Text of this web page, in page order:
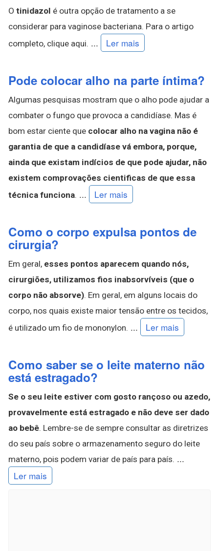
O tinidazol é outra opção de tratamento a se
considerar para vaginose bacteriana. Para o artigo
completo, clique aqui. ... Ler mais
Pode colocar alho na parte íntima?
Algumas pesquisas mostram que o alho pode ajudar a
combater o fungo que provoca a candidíase. Mas é
bom estar ciente que colocar alho na vagina não é
garantia de que a candidíase vá embora, porque,
ainda que existam indícios de que pode ajudar, não
existem comprovações cientificas de que essa
técnica funciona. ... Ler mais
Como o corpo expulsa pontos de
cirurgia?
Em geral, esses pontos aparecem quando nós,
cirurgiões, utilizamos fios inabsorvíveis (que o
corpo não absorve). Em geral, em alguns locais do
corpo, nos quais existe maior tensão entre os tecidos,
é utilizado um fio de mononylon. ... Ler mais
Como saber se o leite materno não
está estragado?
Se o seu leite estiver com gosto rançoso ou azedo,
provavelmente está estragado e não deve ser dado
ao bebê. Lembre-se de sempre consultar as diretrizes
do seu país sobre o armazenamento seguro do leite
materno, pois podem variar de país para país. ...
Ler mais